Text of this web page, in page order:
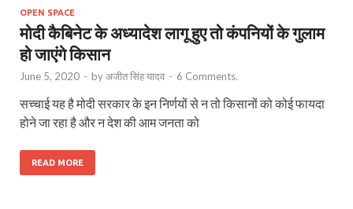
OPEN SPACE
मोदी कैबिनेट के अध्यादेश लागू हुए तो कंपनियों के गुलाम
हो जाएंगे किसान
June 5, 2020 - byअजीत सिंह यादव - 6 Comments.
सच्चाई यह है मोदी सरकार के इन निर्णयों से न तो किसानों को कोई फायदा
होने जा रहा है और न देश की आम जनता को
READ MORE